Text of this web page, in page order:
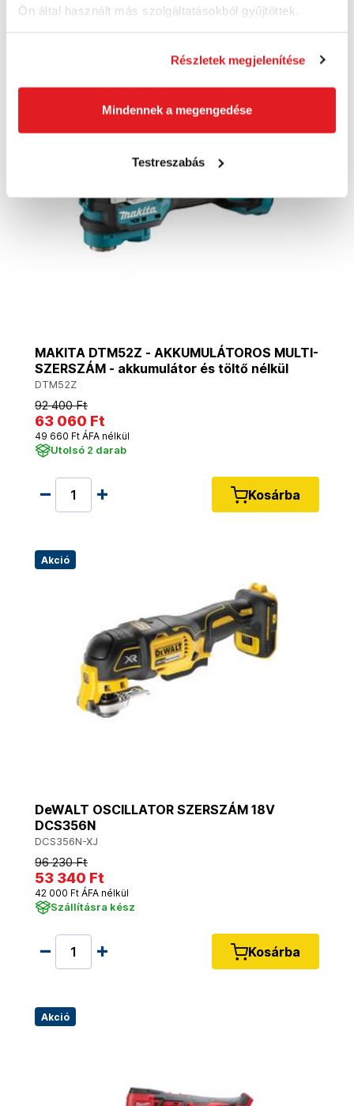
Ön által használt más szolgáltatásokból gyűjtöttek.
Részletek megjelenítése
Mindennek a megengedése
Testreszabás
MAKITA DTM52Z - AKKUMULÁTOROS MULTI-
SZERSZÁM - akkumulátor és töltő nélkül
DTM52Z
92 400 Ft
63 060 Ft
49 660 Ft ÁFA nélkül
Utolsó 2 darab
Kosárba
Akció
DeWALT OSCILLATOR SZERSZÁM 18V
DCS356N
DCS356N-XJ
96 230 Ft
53 340 Ft
42 000 Ft ÁFA nélkül
Szállításra kész
Kosárba
Akció